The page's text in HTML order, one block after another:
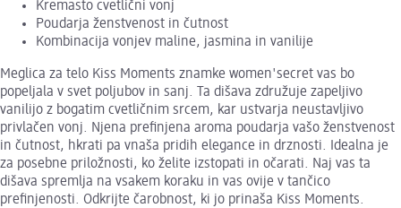
Kremasto cvetlični vonj
Poudarja ženstvenost in čutnost
Kombinacija vonjev maline, jasmina in vanilije
Meglica za telo Kiss Moments znamke women'secret vas bo
popeljala v svet poljubov in sanj. Ta dišava združuje zapeljivo
vanilijo z bogatim cvetličnim srcem, kar ustvarja neustavljivo
privlačen vonj. Njena prefinjena aroma poudarja vašo ženstvenost
in čutnost, hkrati pa vnaša pridih elegance in drznosti. Idealna je
za posebne priložnosti, ko želite izstopati in očarati. Naj vas ta
dišava spremlja na vsakem koraku in vas ovije v tančico
prefinjenosti. Odkrijte čarobnost, ki jo prinaša Kiss Moments.